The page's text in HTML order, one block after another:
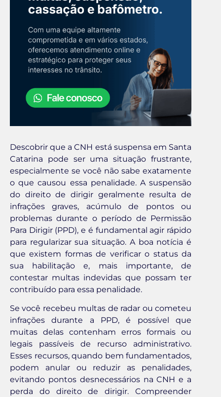
Descobrir que a CNH está suspensa em Santa
Catarina pode ser uma situação frustrante,
especialmente se você não sabe exatamente
o que causou essa penalidade. A suspensão
do direito de dirigir geralmente resulta de
infrações graves, acúmulo de pontos ou
problemas durante o período de Permissão
Para Dirigir (PPD), e é fundamental agir rápido
para regularizar sua situação. A boa notícia é
que existem formas de verificar o status da
sua habilitação e, mais importante, de
contestar multas indevidas que possam ter
contribuído para essa penalidade.
Se você recebeu multas de radar ou cometeu
infrações durante a PPD, é possível que
muitas delas contenham erros formais ou
legais passíveis de recurso administrativo.
Esses recursos, quando bem fundamentados,
podem anular ou reduzir as penalidades,
evitando pontos desnecessários na CNH e a
perda do direito de dirigir. Compreender